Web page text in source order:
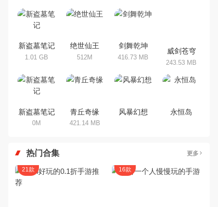
色手机游戏有哪些呢？游戏今天，
集，欢迎大家前来选择下载体验
新盗墓笔记
1.01 GB
绝世仙王
512M
剑舞乾坤
416.73 MB
威剑苍穹
243.53 MB
新盗墓笔记
0M
青丘奇缘
421.14 MB
风暴幻想 永恒岛
热门合集 更多
21款 16款